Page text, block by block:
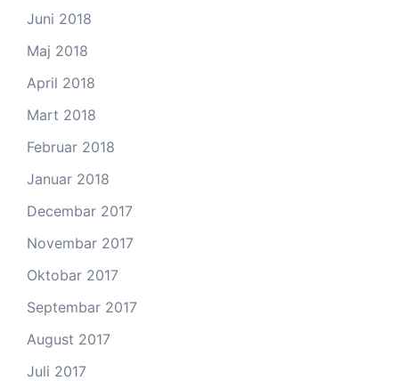
Juni 2018
Maj 2018
April 2018
Mart 2018
Februar 2018
Januar 2018
Decembar 2017
Novembar 2017
Oktobar 2017
Septembar 2017
August 2017
Juli 2017